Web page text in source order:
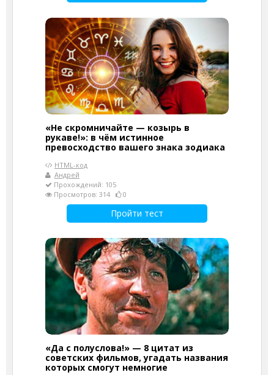
«Не скромничайте — козырь в
рукаве!»: в чём истинное
превосходство вашего знака зодиака
HTML-код
Андрей
Прохождений: 105
Просмотров: 314
0
Пройти тест
«Да с полуслова!» — 8 цитат из
советских фильмов, угадать названия
которых смогут немногие